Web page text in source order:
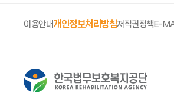
이용안내개인정보처리방침저작권정책E-